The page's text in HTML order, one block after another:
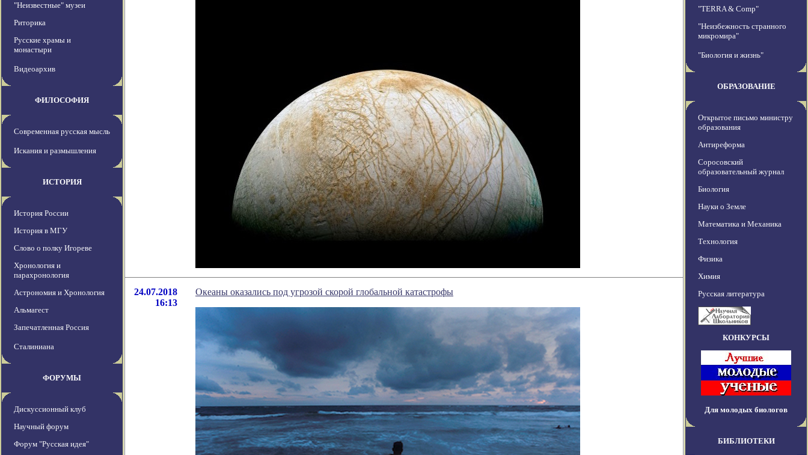
"Неизвестные" музеи
Риторика
Русские храмы и
монастыри
Видеоархив
ФИЛОСОФИЯ
Современная русская мысль
Искания и размышления
ИСТОРИЯ
История России
История в МГУ
Слово о полку Игореве
Хронология и
парахронология
Астрономия и Хронология
Альмагест
Запечатленная Россия
Сталиниана
ФОРУМЫ
Дискуссионный клуб
Научный форум
Форум "Русская идея"
24.07.2018
16:13
Океаны оказались под угрозой скорой глобальной катастрофы
"TERRA & Comp"
"Неизбежность странного
микромира"
"Биология и жизнь"
ОБРАЗОВАНИЕ
Открытое письмо министру
образования
Антиреформа
Соросовский
образовательный журнал
Биология
Науки о Земле
Математика и Механика
Технология
Физика
Химия
Русская литература
КОНКУРСЫ
Для молодых биологов
БИБЛИОТЕКИ